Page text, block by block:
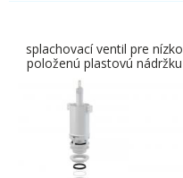
splachovací ventil pre nízko
položenú plastovú nádržku